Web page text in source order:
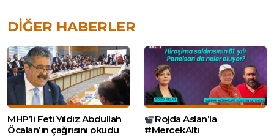
DIĞER HABERLER
MHP’li Feti Yıldız Abdullah
Öcalan’ın çağrısını okudu
Rojda Aslan’la
#MercekAltı